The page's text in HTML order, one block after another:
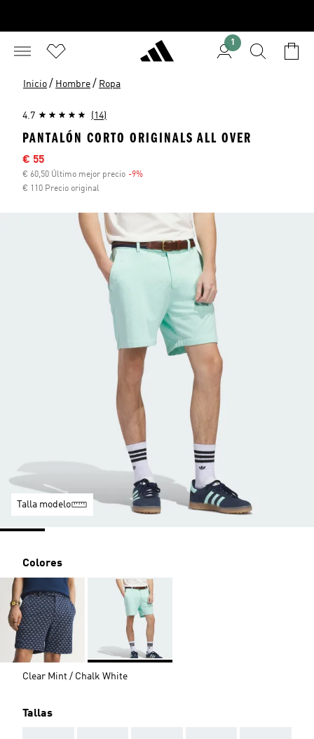
1
Inicio / Hombre / Ropa
4.7 (14)
PANTALÓN CORTO ORIGINALS ALL OVER
Precio rebajado
€ 55
€ 60,50 Último mejor precio -9%
€ 110 Precio original
Talla modelo
Colores
Clear Mint / Chalk White
Tallas